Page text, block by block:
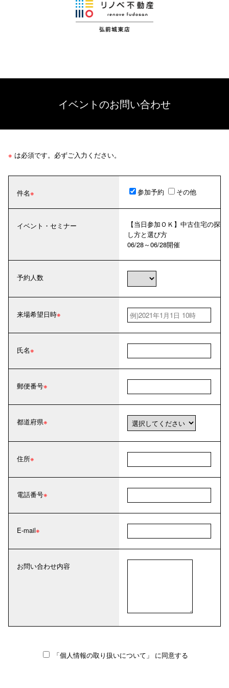
イベントのお問い合わせ
※ は必須です。必ずご入力ください。
件名 参加予約 その他
イベント・セミナー
【当日参加ＯＫ】中古住宅の探
し方と選び方
06/28～06/28開催
予約人数
来場希望日時
氏名
郵便番号
都道府県
住所
電話番号
E-mail
お問い合わせ内容
「個人情報の取り扱いについて」 に同意する